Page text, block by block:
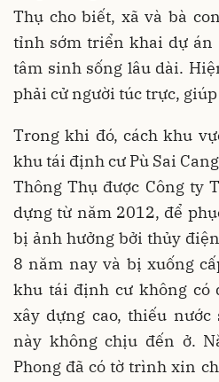
Thụ cho biết, xã và bà
tỉnh sớm triển khai dự án
tâm sinh sống lâu dài.
phải cử người túc trực,
Trong khi đó, cách khu
khu tái định cư Pù Sai
Thông Thụ được Công ty
dựng từ năm 2012, để
bị ảnh hưởng bởi thủy
8 năm nay và bị xuống
khu tái định cư không có
xây dựng cao, thiếu
này không chịu đến ở.
Phong đã có tờ trình xin